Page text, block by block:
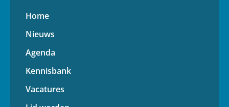
Home
Nieuws
Agenda
Kennisbank
Vacatures